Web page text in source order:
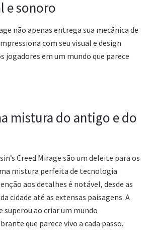
e sonoro
não apenas entrega sua mecânica de
com seu visual e design
jogadores em um mundo que parece
mistura do antigo e do
Creed Mirage são um deleite para os
mistura perfeita de tecnologia
aos detalhes é notável, desde as
cidade até as extensas paisagens. A
superou ao criar um mundo
que parece vivo a cada passo.